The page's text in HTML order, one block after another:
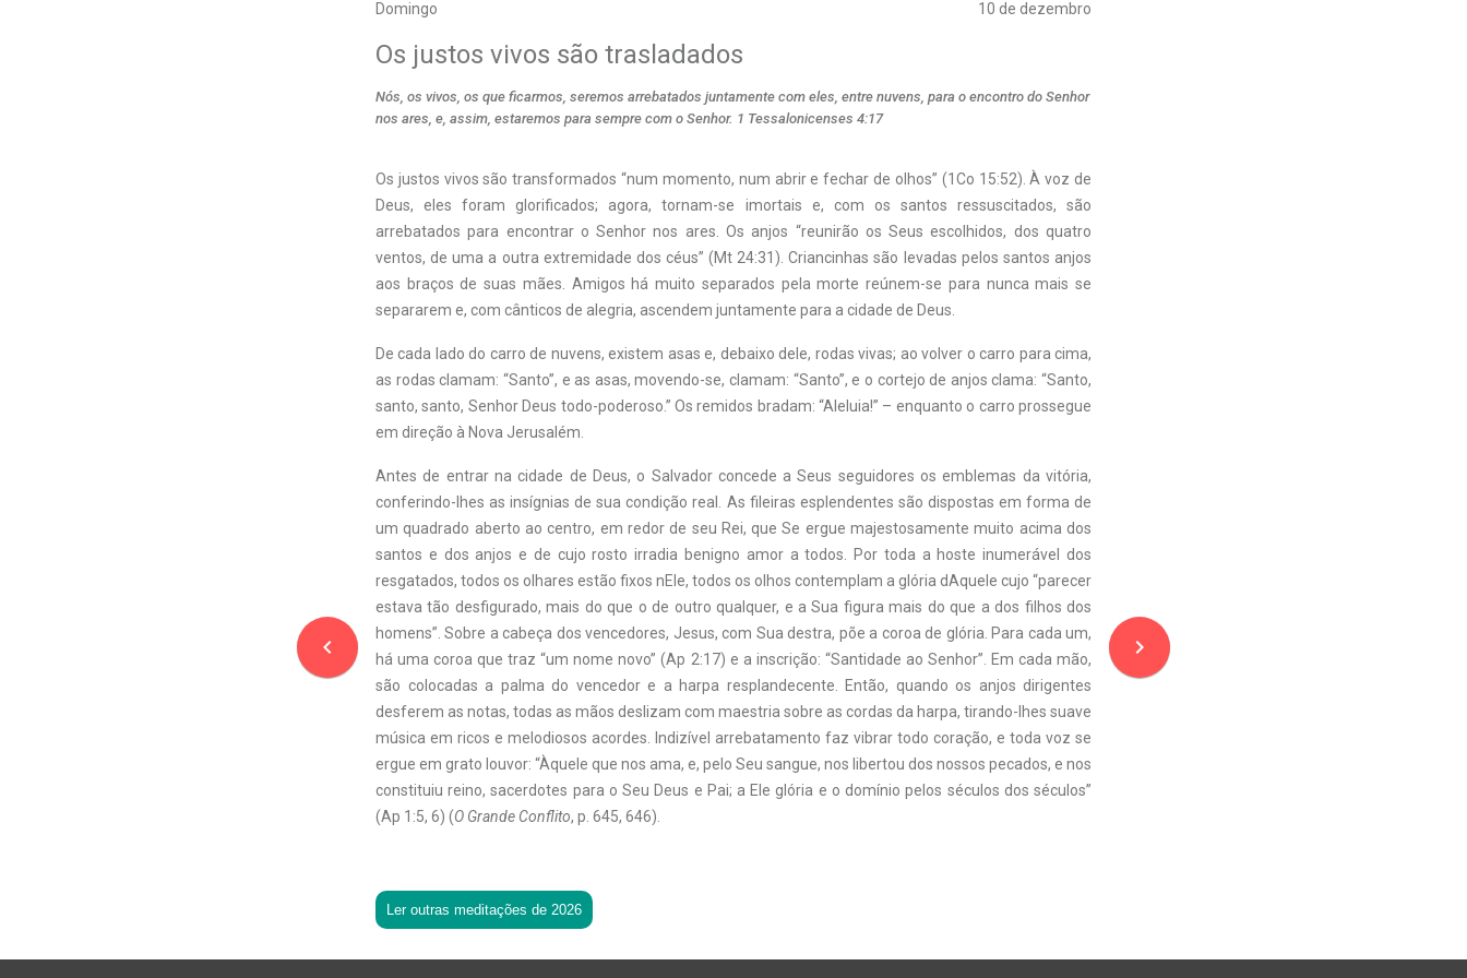
Domingo 10 de dezembro
navigate_before
Os justos vivos são trasladados
Nós, os vivos, os que ficarmos, seremos arrebatados juntamente com eles, entre nuvens, para o encontro do Senhor
nos ares, e, assim, estaremos para sempre com o Senhor. 1 Tessalonicenses 4:17
Os justos vivos são transformados “num momento, num abrir e fechar de olhos” (1Co 15:52). À voz de
Deus, eles foram glorificados; agora, tornam-se imortais e, com os santos ressuscitados, são
arrebatados para encontrar o Senhor nos ares. Os anjos “reunirão os Seus escolhidos, dos quatro
ventos, de uma a outra extremidade dos céus” (Mt 24:31). Criancinhas são levadas pelos santos anjos
aos braços de suas mães. Amigos há muito separados pela morte reúnem-se para nunca mais se
separarem e, com cânticos de alegria, ascendem juntamente para a cidade de Deus.
De cada lado do carro de nuvens, existem asas e, debaixo dele, rodas vivas; ao volver o carro para cima,
as rodas clamam: “Santo”, e as asas, movendo-se, clamam: “Santo”, e o cortejo de anjos clama: “Santo,
santo, santo, Senhor Deus todo-poderoso.” Os remidos bradam: “Aleluia!” – enquanto o carro prossegue
em direção à Nova Jerusalém.
Antes de entrar na cidade de Deus, o Salvador concede a Seus seguidores os emblemas da vitória,
conferindo-lhes as insígnias de sua condição real. As fileiras esplendentes são dispostas em forma de
um quadrado aberto ao centro, em redor de seu Rei, que Se ergue majestosamente muito acima dos
santos e dos anjos e de cujo rosto irradia benigno amor a todos. Por toda a hoste inumerável dos
resgatados, todos os olhares estão fixos nEle, todos os olhos contemplam a glória dAquele cujo “parecer
estava tão desfigurado, mais do que o de outro qualquer, e a Sua figura mais do que a dos filhos dos
homens”. Sobre a cabeça dos vencedores, Jesus, com Sua destra, põe a coroa de glória. Para cada um,
há uma coroa que traz “um nome novo” (Ap 2:17) e a inscrição: “Santidade ao Senhor”. Em cada mão,
são colocadas a palma do vencedor e a harpa resplandecente. Então, quando os anjos dirigentes
desferem as notas, todas as mãos deslizam com maestria sobre as cordas da harpa, tirando-lhes suave
música em ricos e melodiosos acordes. Indizível arrebatamento faz vibrar todo coração, e toda voz se
ergue em grato louvor: “Àquele que nos ama, e, pelo Seu sangue, nos libertou dos nossos pecados, e nos
constituiu reino, sacerdotes para o Seu Deus e Pai; a Ele glória e o domínio pelos séculos dos séculos”
(Ap 1:5, 6) (O Grande Conflito, p. 645, 646).
Ler outras meditações de 2026
navigate_next